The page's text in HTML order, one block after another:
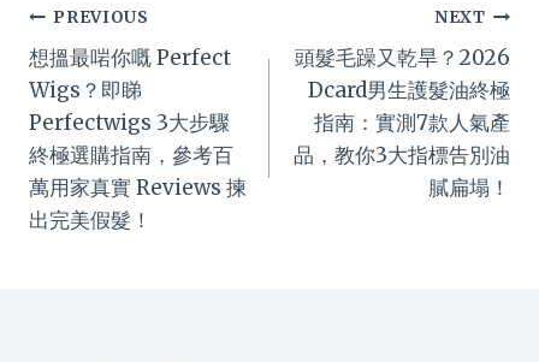
Post
navigation
PREVIOUS
想搵最啱你嘅 Perfect
Wigs？即睇
Perfectwigs 3大步驟
終極選購指南，參考百
萬用家真實 Reviews 揀
出完美假髮！
NEXT
頭髮毛躁又乾旱？2026
Dcard男生護髮油終極
指南：實測7款人氣產
品，教你3大指標告別油
膩扁塌！